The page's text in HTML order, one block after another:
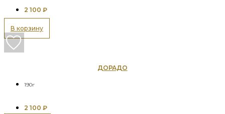
2 100 ₽
В корзину
ДОРАДО
190г
2 100 ₽